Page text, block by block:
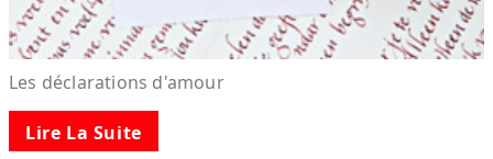
Les déclarations d'amour
Lire La Suite